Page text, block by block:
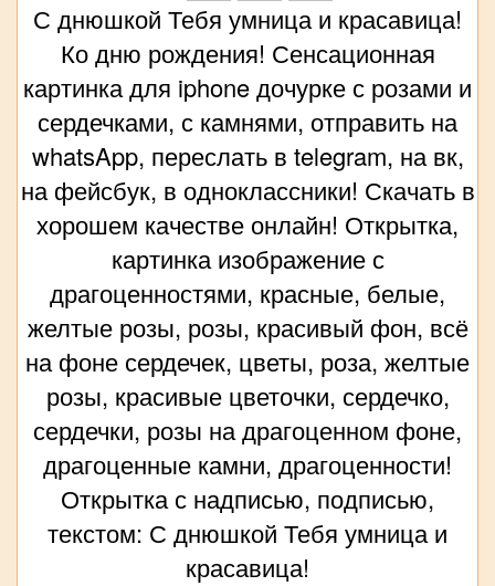
С днюшкой Тебя умница и красавица!
Ко дню рождения! Сенсационная
картинка для iphone дочурке с розами и
сердечками, с камнями, отправить на
whatsApp, переслать в telegram, на вк,
на фейсбук, в одноклассники! Скачать в
хорошем качестве онлайн! Открытка,
картинка изображение с
драгоценностями, красные, белые,
желтые розы, розы, красивый фон, всё
на фоне сердечек, цветы, роза, желтые
розы, красивые цветочки, сердечко,
сердечки, розы на драгоценном фоне,
драгоценные камни, драгоценности!
Открытка с надписью, подписью,
текстом: С днюшкой Тебя умница и
красавица!